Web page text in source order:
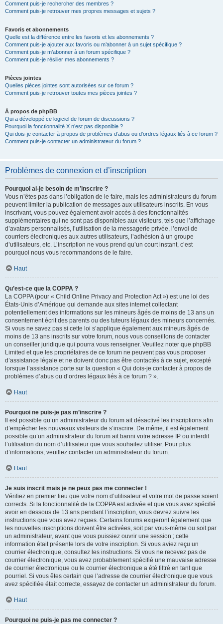
Comment puis-je rechercher des membres ?
Comment puis-je retrouver mes propres messages et sujets ?
Favoris et abonnements
Quelle est la différence entre les favoris et les abonnements ?
Comment puis-je ajouter aux favoris ou m’abonner à un sujet spécifique ?
Comment puis-je m’abonner à un forum spécifique ?
Comment puis-je résilier mes abonnements ?
Pièces jointes
Quelles pièces jointes sont autorisées sur ce forum ?
Comment puis-je retrouver toutes mes pièces jointes ?
À propos de phpBB
Qui a développé ce logiciel de forum de discussions ?
Pourquoi la fonctionnalité X n’est pas disponible ?
Qui dois-je contacter à propos de problèmes d’abus ou d’ordres légaux liés à ce forum ?
Comment puis-je contacter un administrateur du forum ?
Problèmes de connexion et d’inscription
Pourquoi ai-je besoin de m’inscrire ?
Vous n’êtes pas dans l’obligation de le faire, mais les administrateurs du forum
peuvent limiter la publication de messages aux utilisateurs inscrits. En vous
inscrivant, vous pouvez également avoir accès à des fonctionnalités
supplémentaires qui ne sont pas disponibles aux visiteurs, tels que l’affichage
d’avatars personnalisés, l’utilisation de la messagerie privée, l’envoi de
courriers électroniques aux autres utilisateurs, l’adhésion à un groupe
d’utilisateurs, etc. L’inscription ne vous prend qu’un court instant, c’est
pourquoi nous vous recommandons de le faire.
Haut
Qu’est-ce que la COPPA ?
La COPPA (pour « Child Online Privacy and Protection Act ») est une loi des
États-Unis d’Amérique qui demande aux sites internet collectant
potentiellement des informations sur les mineurs âgés de moins de 13 ans un
consentement écrit des parents ou des tuteurs légaux des mineurs concernés.
Si vous ne savez pas si cette loi s’applique également aux mineurs âgés de
moins de 13 ans inscrits sur votre forum, nous vous conseillons de contacter
un conseiller juridique qui pourra vous renseigner. Veuillez noter que phpBB
Limited et que les propriétaires de ce forum ne peuvent pas vous proposer
d’assistance légale et ne doivent donc pas être contactés à ce sujet, excepté
lorsque l’assistance porte sur la question « Qui dois-je contacter à propos de
problèmes d’abus ou d’ordres légaux liés à ce forum ? ».
Haut
Pourquoi ne puis-je pas m’inscrire ?
Il est possible qu’un administrateur du forum ait désactivé les inscriptions afin
d’empêcher les nouveaux visiteurs de s’inscrire. De même, il est également
possible qu’un administrateur du forum ait banni votre adresse IP ou interdit
l’utilisation du nom d’utilisateur que vous souhaitez utiliser. Pour plus
d’informations, veuillez contacter un administrateur du forum.
Haut
Je suis inscrit mais je ne peux pas me connecter !
Vérifiez en premier lieu que votre nom d’utilisateur et votre mot de passe soient
corrects. Si la fonctionnalité de la COPPA est activée et que vous avez spécifié
avoir en dessous de 13 ans pendant l’inscription, vous devrez suivre les
instructions que vous avez reçues. Certains forums exigeront également que
les nouvelles inscriptions doivent être activées, soit par vous-même ou soit par
un administrateur, avant que vous puissiez ouvrir une session ; cette
information était présente lors de votre inscription. Si vous aviez reçu un
courrier électronique, consultez les instructions. Si vous ne recevez pas de
courrier électronique, vous avez probablement spécifié une mauvaise adresse
de courrier électronique ou le courrier électronique a été filtré en tant que
pourriel. Si vous êtes certain que l’adresse de courrier électronique que vous
avez spécifiée était correcte, essayez de contacter un administrateur du forum.
Haut
Pourquoi ne puis-je pas me connecter ?